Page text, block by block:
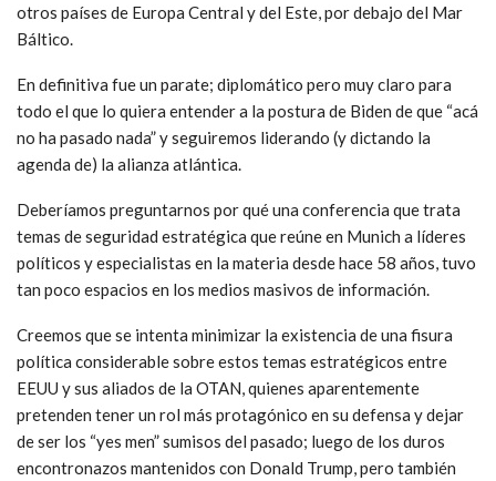
otros países de Europa Central y del Este, por debajo del Mar
Báltico.
En definitiva fue un parate; diplomático pero muy claro para
todo el que lo quiera entender a la postura de Biden de que “acá
no ha pasado nada” y seguiremos liderando (y dictando la
agenda de) la alianza atlántica.
Deberíamos preguntarnos por qué una conferencia que trata
temas de seguridad estratégica que reúne en Munich a líderes
políticos y especialistas en la materia desde hace 58 años, tuvo
tan poco espacios en los medios masivos de información.
Creemos que se intenta minimizar la existencia de una fisura
política considerable sobre estos temas estratégicos entre
EEUU y sus aliados de la OTAN, quienes aparentemente
pretenden tener un rol más protagónico en su defensa y dejar
de ser los “yes men” sumisos del pasado; luego de los duros
encontronazos mantenidos con Donald Trump, pero también